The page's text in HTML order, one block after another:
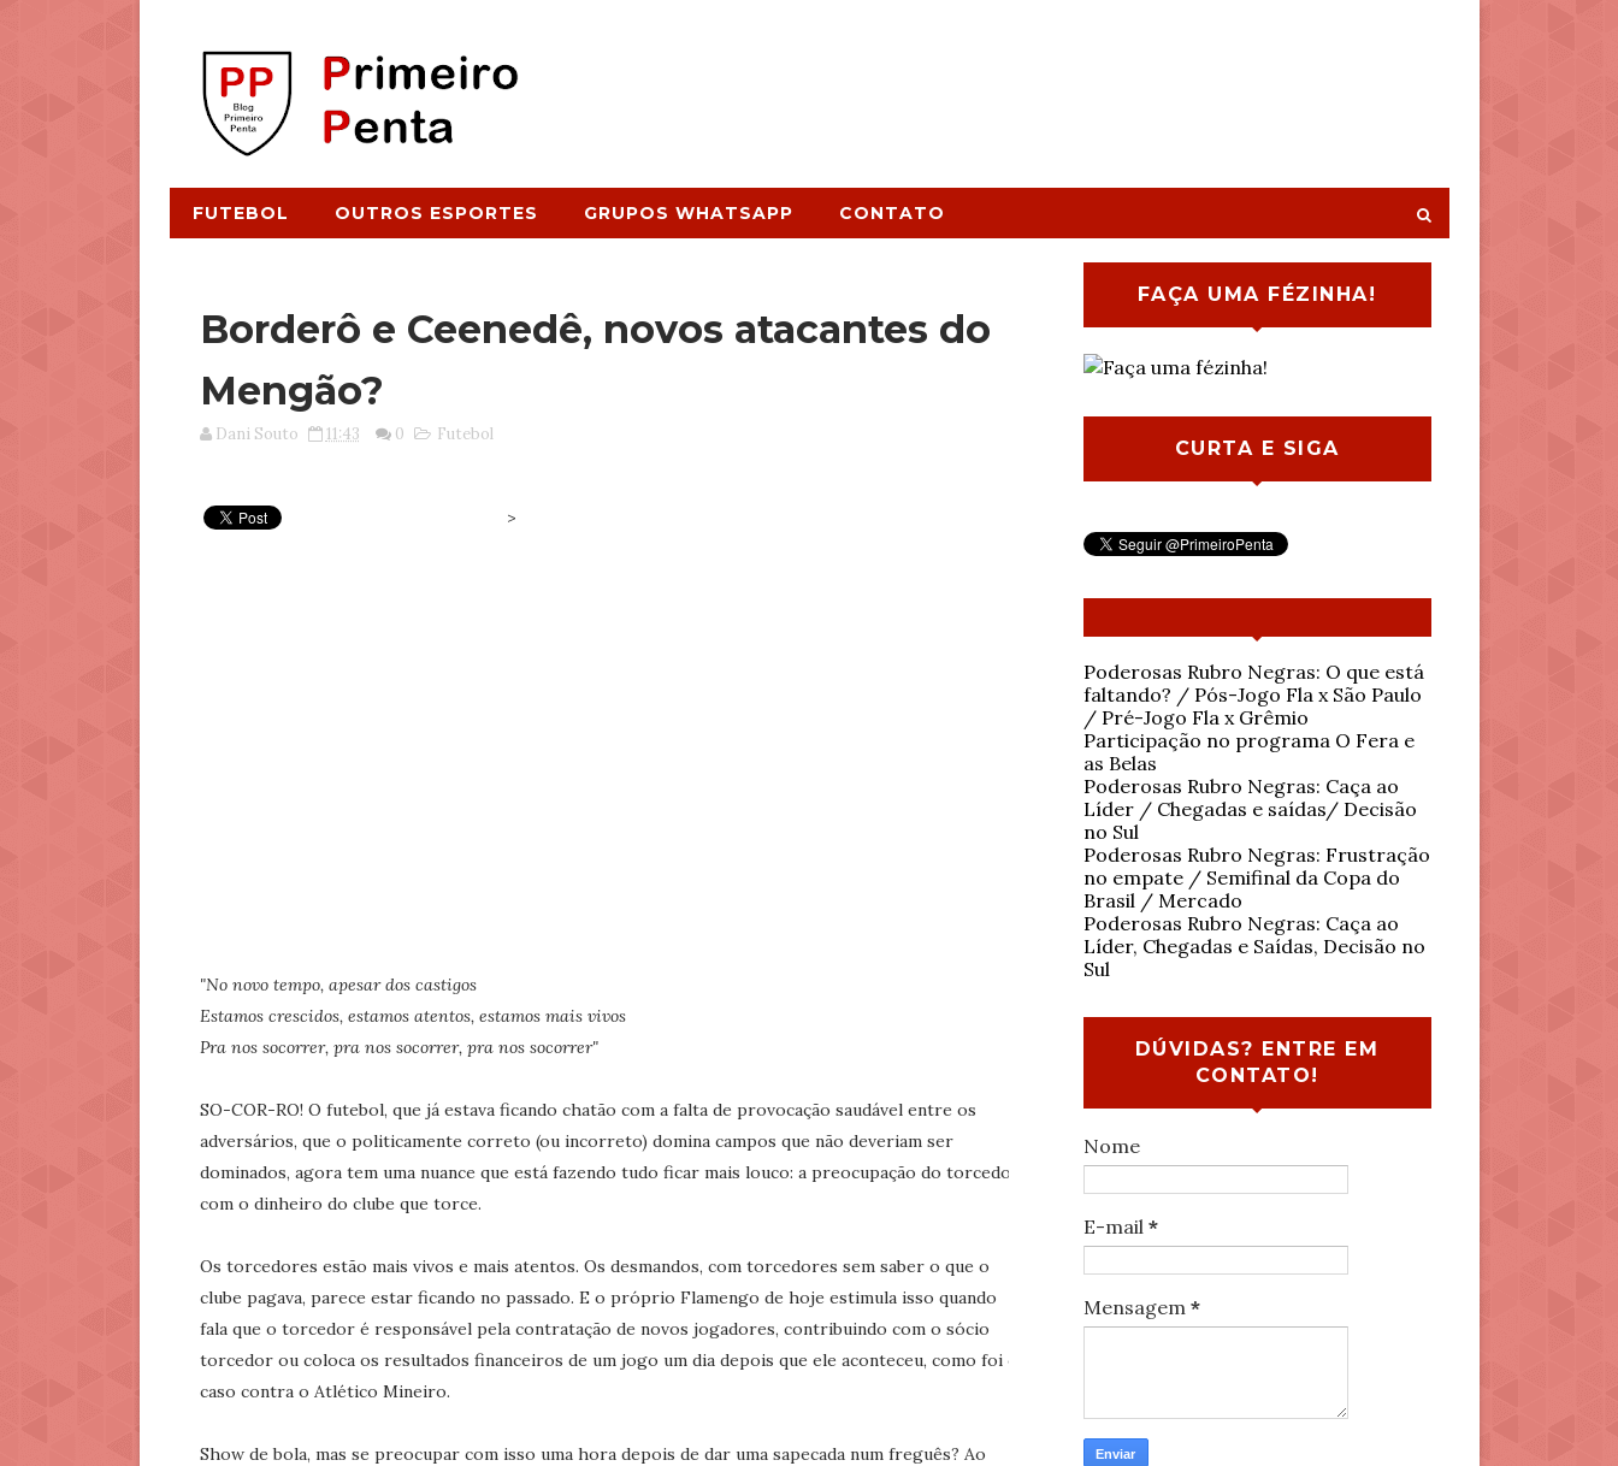
FUTEBOL OUTROS ESPORTES GRUPOS WHATSAPP CONTATO
Borderô e Ceenedê, novos atacantes do
Mengão?
Dani Souto 11:43 0 Futebol
>
"No novo tempo, apesar dos castigos
Estamos crescidos, estamos atentos, estamos mais vivos
Pra nos socorrer, pra nos socorrer, pra nos socorrer"
SO-COR-RO! O futebol, que já estava ficando chatão com a falta de provocação saudável entre os
adversários, que o politicamente correto (ou incorreto) domina campos que não deveriam ser
dominados, agora tem uma nuance que está fazendo tudo ficar mais louco: a preocupação do torcedor
com o dinheiro do clube que torce.
Os torcedores estão mais vivos e mais atentos. Os desmandos, com torcedores sem saber o que o
clube pagava, parece estar ficando no passado. E o próprio Flamengo de hoje estimula isso quando
fala que o torcedor é responsável pela contratação de novos jogadores, contribuindo com o sócio
torcedor ou coloca os resultados financeiros de um jogo um dia depois que ele aconteceu, como foi o
caso contra o Atlético Mineiro.
Show de bola, mas se preocupar com isso uma hora depois de dar uma sapecada num freguês? Ao
FAÇA UMA FÉZINHA!
CURTA E SIGA
Poderosas Rubro Negras: O que está
faltando? / Pós-Jogo Fla x São Paulo
/ Pré-Jogo Fla x Grêmio
Participação no programa O Fera e
as Belas
Poderosas Rubro Negras: Caça ao
Líder / Chegadas e saídas/ Decisão
no Sul
Poderosas Rubro Negras: Frustração
no empate / Semifinal da Copa do
Brasil / Mercado
Poderosas Rubro Negras: Caça ao
Líder, Chegadas e Saídas, Decisão no
Sul
DÚVIDAS? ENTRE EM
CONTATO!
Nome
E-mail *
Mensagem *